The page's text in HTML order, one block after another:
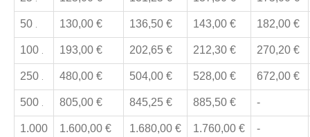
50 130,00 € 136,50 € 143,00 € 182,00 €
100 193,00 € 202,65 € 212,30 € 270,20 €
250 480,00 € 504,00 € 528,00 € 672,00 €
500 805,00 € 845,25 € 885,50 € -
1.000 1.600,00 € 1.680,00 € 1.760,00 € -